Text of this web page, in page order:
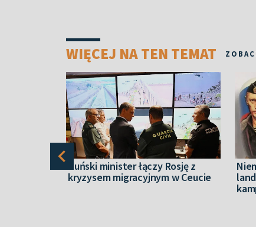
WIĘCEJ NA TEN TEMAT
Duński minister łączy Rosję z
kryzysem migracyjnym w Ceucie